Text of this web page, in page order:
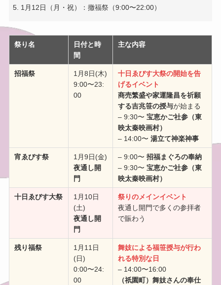
1月12日（月・祝）：撤福祭（9:00〜22:00）
祭り名
日付と時
間
主な内容
招福祭
1月8日(木)
9:00〜23:
00
十日ゑびす大祭の開始を告
げるイベント
商売繁盛や家運隆昌を祈願
する吉兆笹の授与が始まる
– 9:30〜宝恵かご社参（東
映太秦映画村）
– 14:00〜湯立て神楽神事
宵ゑびす祭
1月9日(金)
夜通し開
門
– 9:00〜招福まぐろの奉納
– 9:30〜 宝恵かご社参（東
映太秦映画村）
十日ゑびす大祭
1月10日
(土)
夜通し開
門
祭りのメインイベント
夜通し開門で多くの参拝者
で賑わう
残り福祭
1月11日
(日)
0:00〜24:
00
舞妓による福笹授与が行わ
れる特別な日
– 14:00〜16:00
（祇園町）舞妓さんの奉仕